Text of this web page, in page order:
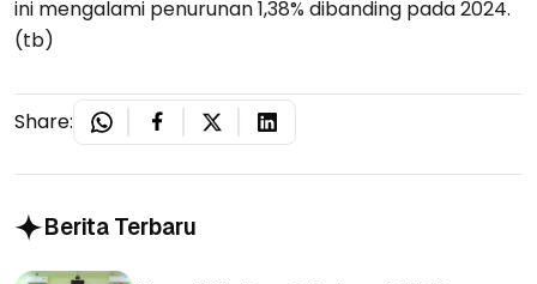
ini mengalami penurunan 1,38% dibanding pada 2024.
(tb)
Share:
Berita Terbaru